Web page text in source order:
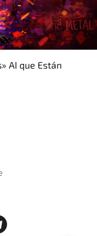
AI que Están